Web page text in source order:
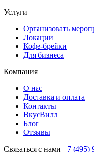
Услуги
Организовать
Локации
Кофе-брейки
Для бизнеса
Компания
О нас
Доставка и оплата
Контакты
ВкусВилл
Блог
Отзывы
Связаться с нами +7 (495)